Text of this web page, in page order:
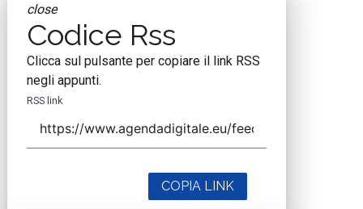
close
Codice Rss
Clicca sul pulsante per copiare il link RSS
negli appunti.
RSS link
COPIA LINK